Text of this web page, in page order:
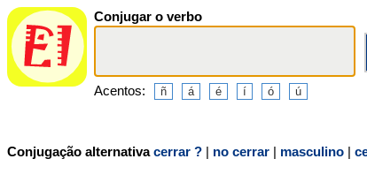
Conjugar o verbo
Acentos:
Conjugação alternativacerrar ? | no cerrar | masculino |